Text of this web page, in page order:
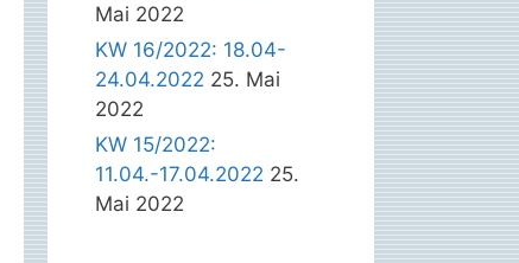
Mai 2022
KW 16/2022: 18.04-
24.04.2022 25. Mai
2022
KW 15/2022:
11.04.-17.04.2022 25.
Mai 2022